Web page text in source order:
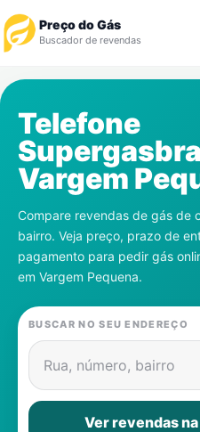
Preço do Gás
Buscador de revendas
Revendedor
Notícias
Cadastre-se
Gás
Contatos
Telefone
Vargem
Compare revendas de gás de
bairro. Veja preço, prazo de
pagamento para pedir gás
em Vargem Pequena.
BUSCAR NO SEU ENDEREÇO
Rua, número, bairro
Ver revendas